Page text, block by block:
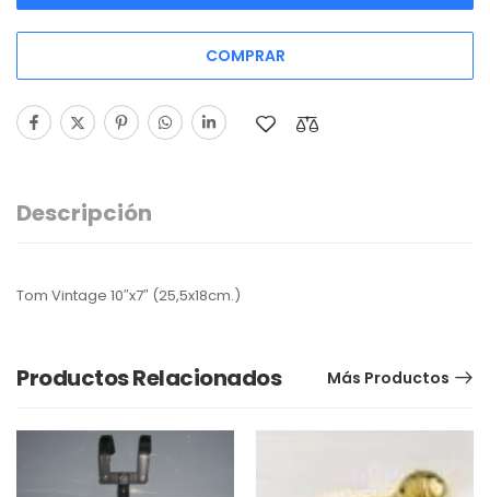
COMPRAR
Descripción
Tom Vintage 10″x7″ (25,5x18cm.)
Productos Relacionados Más Productos